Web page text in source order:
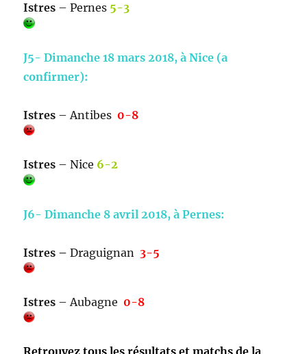
Istres – Pernes 5-3
J5- Dimanche 18 mars 2018, à Nice (a
confirmer):
Istres – Antibes 0-8
Istres – Nice 6-2
J6- Dimanche 8 avril 2018, à Pernes:
Istres –Draguignan 3-5
Istres – Aubagne 0-8
Retrouvez tous les résultats et matchs de la